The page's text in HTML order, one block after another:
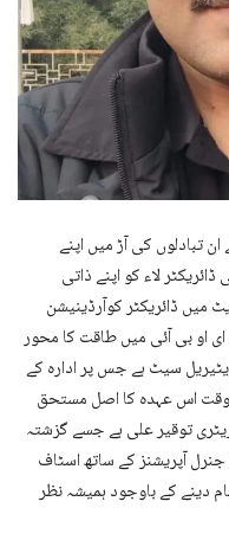
تبادلوں کی آڑ میں اپنے
لاء کو اپنے ذاتی
میں ڈائریکٹر کوآرڈینیشن
او بی آئی میں طاقت کا محور
سیٹ ہے جس پر ادارہ کے
وقت اس عہدہ کا اصل مستحق
توقیر علی ہے جسے گزشتہ
جنرل آپریشنز کے ساتھ اسٹاف
کے باوجود ہمیشہ نظر